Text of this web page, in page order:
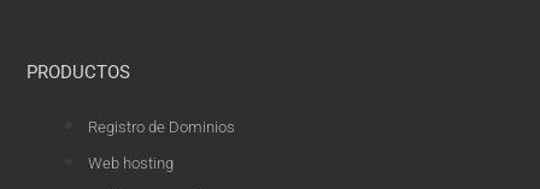
PRODUCTOS
Registro de Dominios
Web hosting